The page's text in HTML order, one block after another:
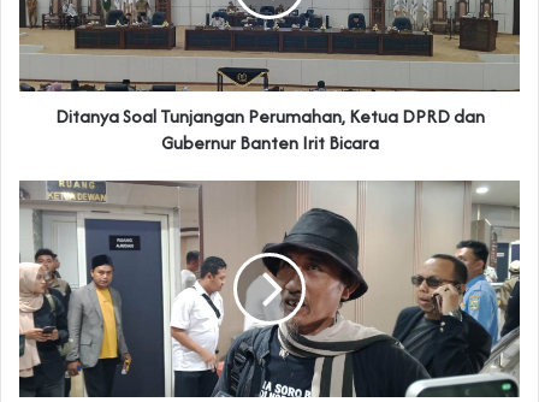
Ditanya Soal Tunjangan Perumahan, Ketua DPRD dan
Gubernur Banten Irit Bicara